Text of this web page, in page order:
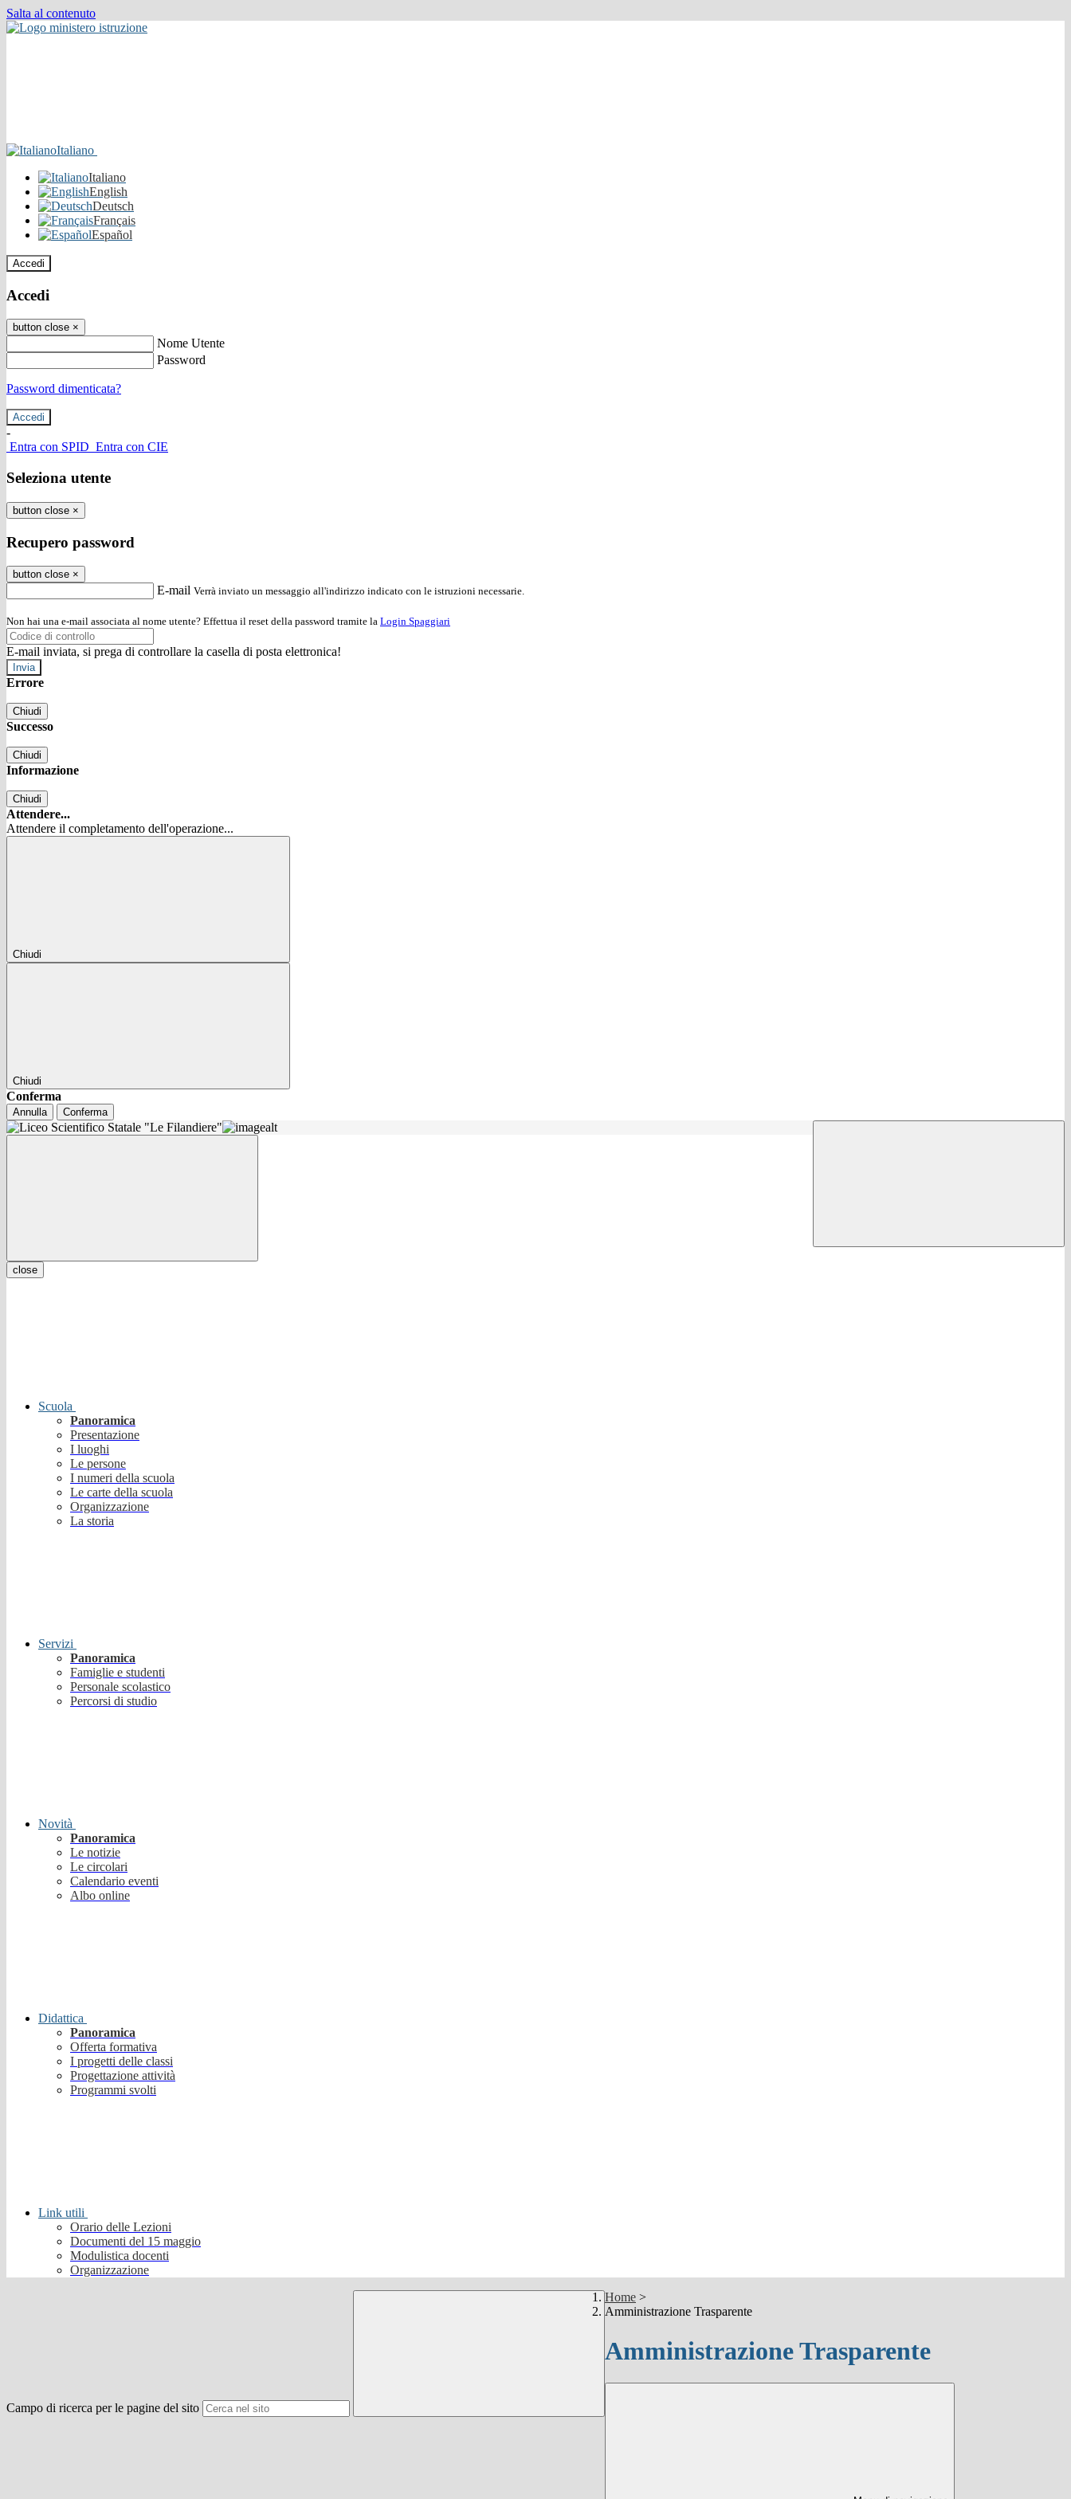
Salta al contenuto
Italiano
Italiano
English
Deutsch
Français
Español
Accedi
Accedi
button close ×
Nome Utente
Password
Password dimenticata?
-
Entra con SPID Entra con CIE
Seleziona utente
button close ×
Recupero password
button close ×
E-mail Verrà inviato un messaggio all'indirizzo indicato con le istruzioni necessarie.
Non hai una e-mail associata al nome utente? Effettua il reset della password tramite la Login Spaggiari
E-mail inviata, si prega di controllare la casella di posta elettronica!
Errore
Chiudi
Successo
Chiudi
Informazione
Chiudi
Attendere...
Attendere il completamento dell'operazione...
Chiudi
Chiudi
Conferma
Annulla Conferma
close
Scuola
Panoramica
Presentazione
I luoghi
Le persone
I numeri della scuola
Le carte della scuola
Organizzazione
La storia
Servizi
Panoramica
Famiglie e studenti
Personale scolastico
Percorsi di studio
Novità
Panoramica
Le notizie
Le circolari
Calendario eventi
Albo online
Didattica
Panoramica
Offerta formativa
I progetti delle classi
Progettazione attività
Programmi svolti
Link utili
Orario delle Lezioni
Documenti del 15 maggio
Modulistica docenti
Organizzazione
Campo di ricerca per le pagine del sito
Home >
Amministrazione Trasparente
Amministrazione Trasparente